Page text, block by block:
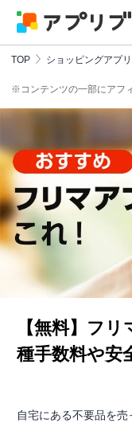
TOP ショッピングアプリ
※コンテンツの一部にアフ
【無料】フ
種手数料や安
自宅にある不要品を